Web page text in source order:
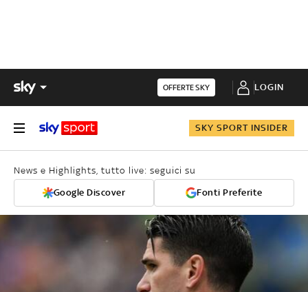
OFFERTE SKY LOGIN
SKY SPORT INSIDER
News e Highlights, tutto live: seguici su
Google Discover Fonti Preferite